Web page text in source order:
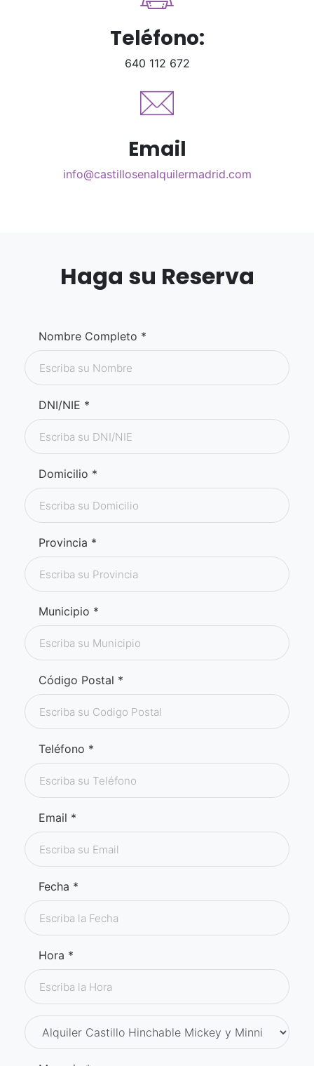
Teléfono:
640 112 672
Email
info@castillosenalquilermadrid.com
Haga su Reserva
Nombre Completo *
DNI/NIE *
Domicilio *
Provincia *
Municipio *
Código Postal *
Teléfono *
Email *
Fecha *
Hora *